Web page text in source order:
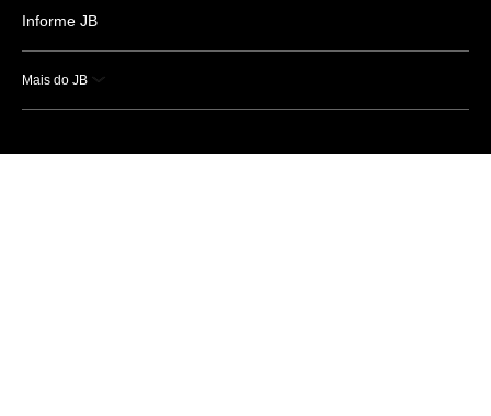
Informe JB
Mais do JB
Esportes